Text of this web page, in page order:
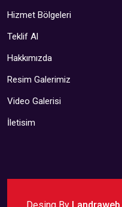
Hizmet Bölgeleri
Teklif Al
Hakkımızda
Resim Galerimiz
Video Galerisi
İletisim